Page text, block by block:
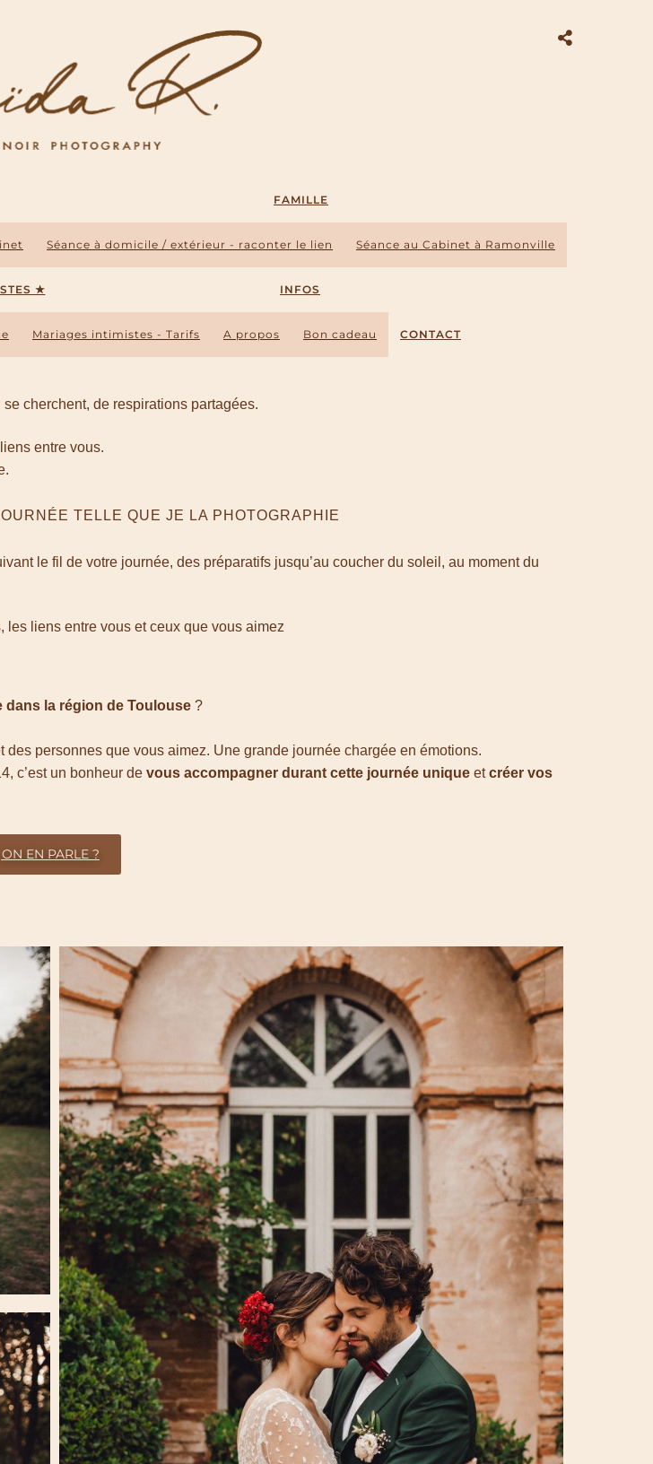
FAMILLE
Séance à domicile / extérieur - raconter le lien Séance au Cabinet à Ramonville
★
Mariages intimistes - Tarifs
INFOS
A propos Bon cadeau CONTACT
: naturel et authentique – 2026
- reportage naturel et intimiste
cherchent, de respirations partagées.
entre vous.
TELLE QUE JE LA PHOTOGRAPHIE
le fil de votre journée, des préparatifs jusqu’au coucher du soleil, au moment du
les liens entre vous et ceux que vous aimez
la région de Toulouse ?
des personnes que vous aimez. Une grande journée chargée en émotions.
c’est un bonheur de vous accompagner durant cette journée unique etcréer vos
ON EN PARLE ?